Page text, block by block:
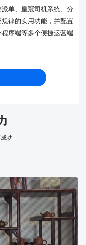
单、皇冠司机系统、分
律的实用功能，并配置
序端等多个便捷运营端
功